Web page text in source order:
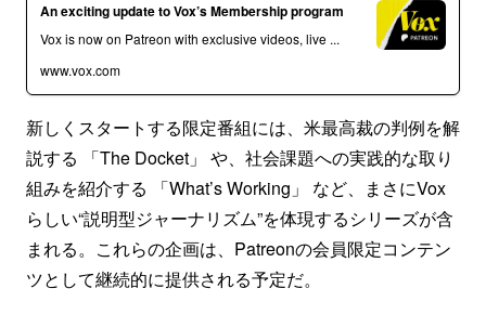
An exciting update to Vox’s Membership program
Vox is now on Patreon with exclusive videos, live ...
www.vox.com
新しくスタートする限定番組には、米最高裁の判例を解
説する 「The Docket」 や、社会課題への実践的な取り
組みを紹介する 「What’s Working」 など、まさにVox
らしい“説明型ジャーナリズム”を体現するシリーズが含
まれる。これらの企画は、Patreonの会員限定コンテン
ツとして継続的に提供される予定だ。